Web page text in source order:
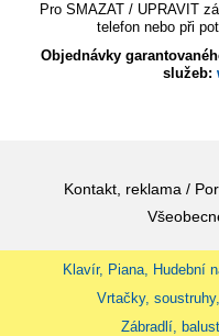
Pro SMAZAT / UPRAVIT
telefon nebo při
Objednávky
služeb:
Kontakt, reklama /
Klavír, Piana, Hudební
Vrtačky,
Zábradlí,